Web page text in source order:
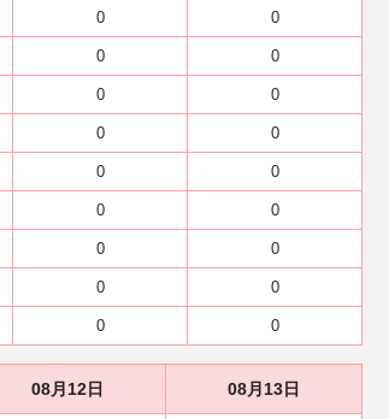
0 0
0 0
0 0
0 0
0 0
0 0
0 0
0 0
0 0
08月12日 08月13日